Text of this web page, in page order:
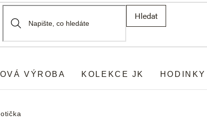
Hledat
VÝROBA KOLEKCE JK HODINKY